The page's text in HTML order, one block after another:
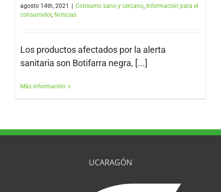
agosto 14th, 2021 Consumo sano y cercano, Información para el
consumidor, Noticias
Los productos afectados por la alerta
sanitaria son Botifarra negra, [...]
Más información
UCARAGÓN